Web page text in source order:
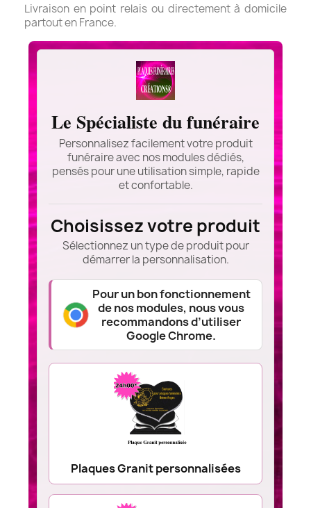
Livraison en point relais ou directement à domicile
partout en France.
Le Spécialiste du funéraire
Personnalisez facilement votre produit
funéraire avec nos modules dédiés,
pensés pour une utilisation simple, rapide
et confortable.
Choisissez votre produit
Sélectionnez un type de produit pour
démarrer la personnalisation.
Pour un bon fonctionnement
de nos modules, nous vous
recommandons d’utiliser
Google Chrome.
Plaques Granit personnalisées